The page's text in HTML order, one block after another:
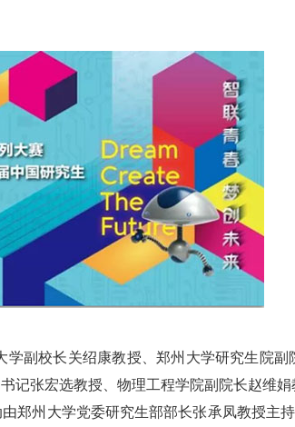
副校长关绍康教授、郑州大学研究生院
记张宏选教授、物理工程学院副院长赵维
郑州大学党委研究生部部长张承凤教授主